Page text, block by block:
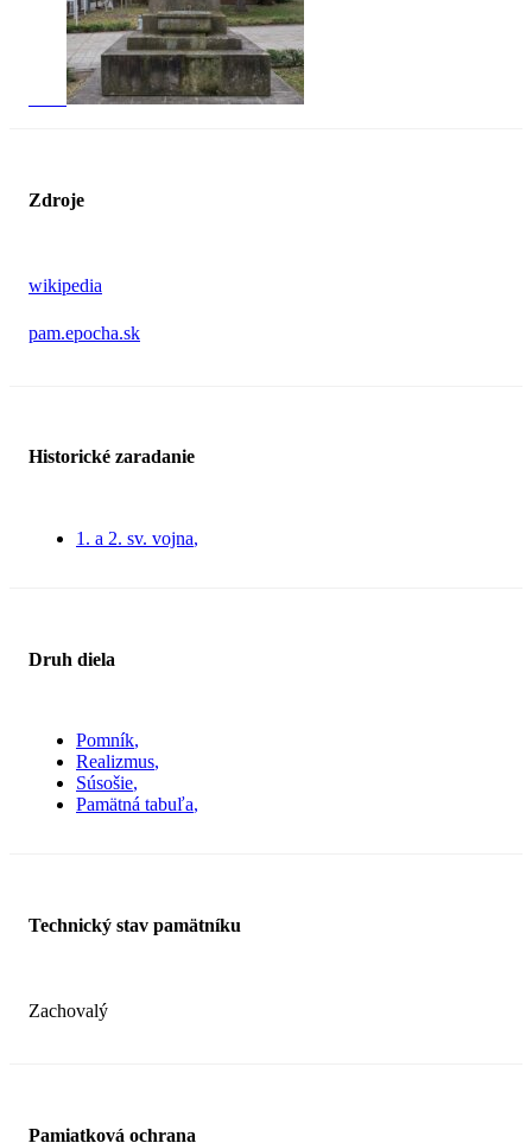
Zdroje
wikipedia
pam.epocha.sk
Historické zaradanie
1. a 2. sv. vojna
Druh diela
Pomník
Realizmus
Súsošie
Pamätná tabuľa
Technický stav pamätníku
Zachovalý
Pamiatková ochrana